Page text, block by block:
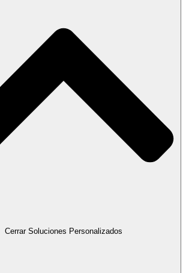
Cerrar Soluciones Personalizados